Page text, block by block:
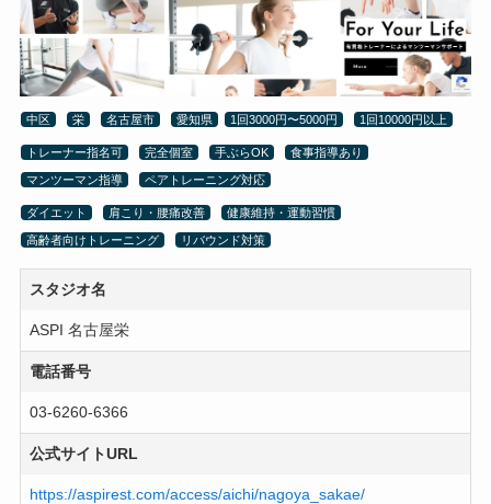
中区 栄 名古屋市 愛知県 1回3000円〜5000円 1回10000円以上
トレーナー指名可 完全個室 手ぶらOK 食事指導あり
マンツーマン指導 ペアトレーニング対応
ダイエット 肩こり・腰痛改善 健康維持・運動習慣
高齢者向けトレーニング リバウンド対策
スタジオ名
ASPI 名古屋栄
電話番号
03-6260-6366
公式サイトURL
https://aspirest.com/access/aichi/nagoya_sakae/